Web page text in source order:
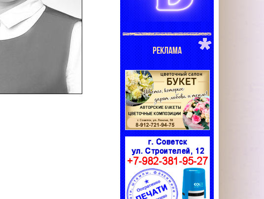
РЕКЛАМА